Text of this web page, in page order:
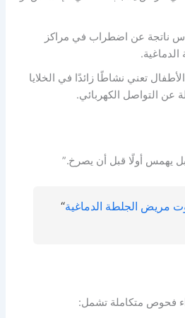
ناتجة عن اضطراب في مراكز
الدماغية.
تعني نشاطًا زائدًا في الخلايا
عن التواصل الكهربائي.
يهمس أولًا قبل أن يصرخ.”
مريض الجلطة الدماغية“
فحوص متكاملة تشمل: